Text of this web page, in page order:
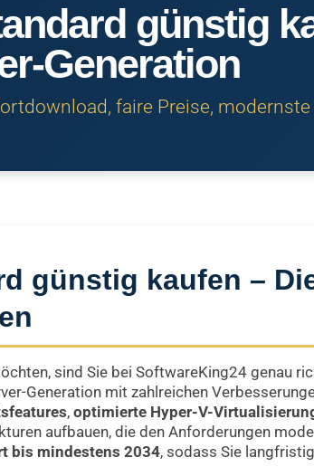
günstig
Generation
faire Preise,
günstig kaufen –
sind Sie bei SoftwareKing24 genau
Generation mit zahlreichen
, optimierte Hyper-V-
aufbauen, die den Anforderungen
bis mindestens 2034, sodass Sie